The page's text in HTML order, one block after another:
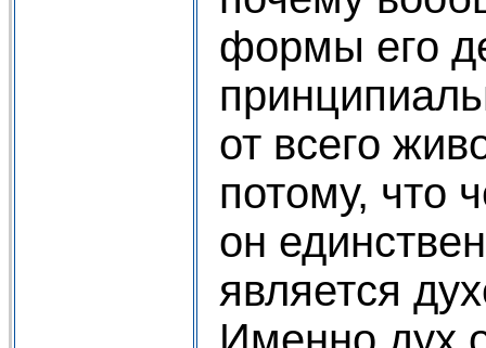
формы его
от всего
потому, что
он
является